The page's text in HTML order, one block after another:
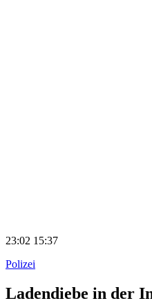
23:02 15:37
Polizei
Ladendiebe in der